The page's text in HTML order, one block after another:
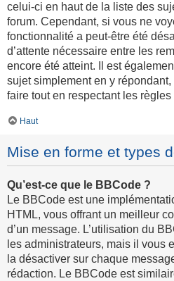
celui-ci en haut de la liste des
forum. Cependant, si vous ne
fonctionnalité a peut-être été
d’attente nécessaire entre les
encore été atteint. Il est
sujet simplement en y
faire tout en respectant les règles
Haut
Mise en forme et types
Qu’est-ce que le BBCode ?
Le BBCode est une
HTML, vous offrant un meilleur
d’un message. L’utilisation du
les administrateurs, mais il vous
la désactiver sur chaque
rédaction. Le BBCode est